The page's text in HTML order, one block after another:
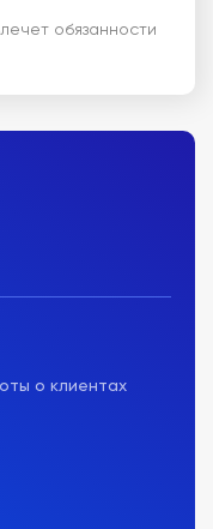
обязанности
о клиентах